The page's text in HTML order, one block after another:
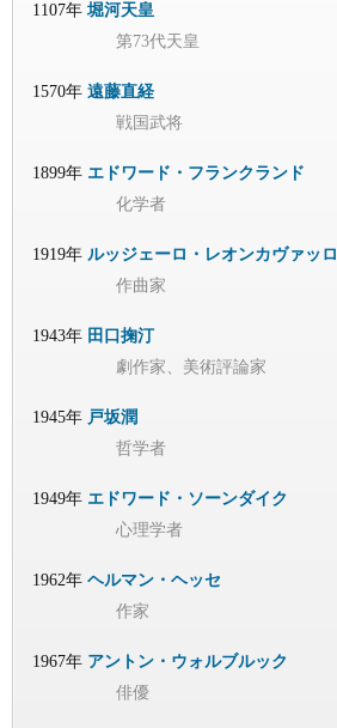
1107年 堀河天皇
第73代天皇
1570年 遠藤直経
戦国武将
1899年 エドワード・フランクランド
化学者
1919年 ルッジェーロ・レオンカヴァッロ
作曲家
1943年 田口掬汀
劇作家、美術評論家
1945年 戸坂潤
哲学者
1949年 エドワード・ソーンダイク
心理学者
1962年 ヘルマン・ヘッセ
作家
1967年 アントン・ウォルブルック
俳優